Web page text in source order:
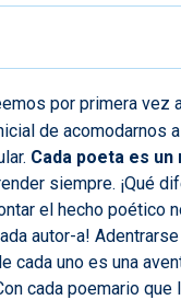
por primera vez
de acomodarnos
Cada poeta es un
siempre. ¡Qué
el hecho poético
autor-a!
cada uno es una
cada poemario que